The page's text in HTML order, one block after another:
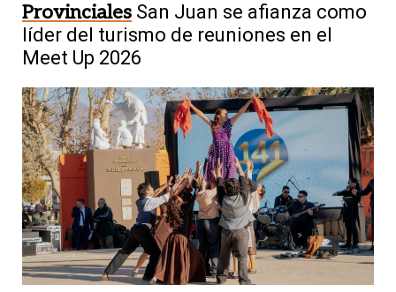
Provinciales San Juan se afianza como
líder del turismo de reuniones en el
Meet Up 2026